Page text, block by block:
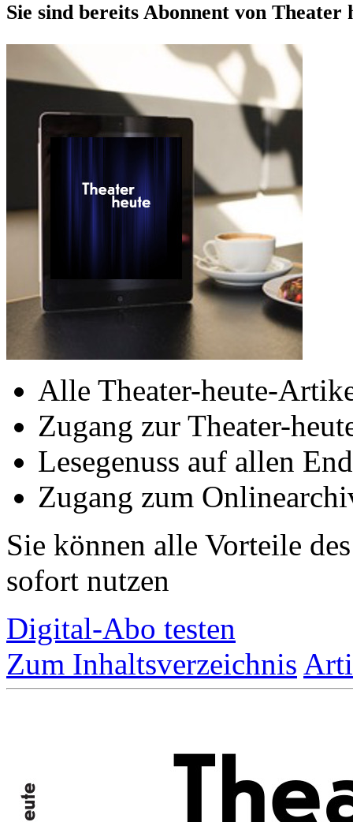
Sie sind bereits Abonnent von Theater
Alle Theater-heute-
Zugang zur Theater-
Lesegenuss auf allen
Zugang zum
Sie können alle Vorteile
sofort nutzen
Digital-Abo testen
Zum Inhaltsverzeichnis